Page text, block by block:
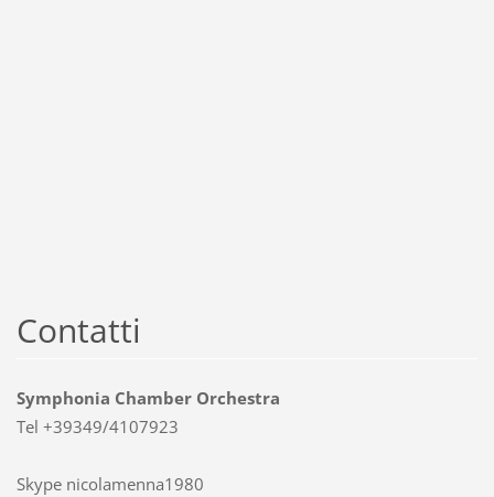
Contatti
Symphonia Chamber Orchestra
Tel +39349/4107923
Skype nicolamenna1980